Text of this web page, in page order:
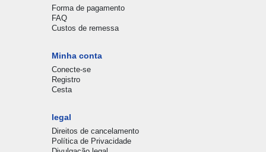
Forma de pagamento
FAQ
Custos de remessa
Minha conta
Conecte-se
Registro
Cesta
legal
Direitos de cancelamento
Política de Privacidade